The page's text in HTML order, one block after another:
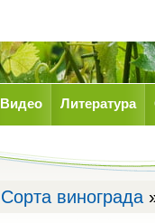
Видео Литература
Сорта винограда